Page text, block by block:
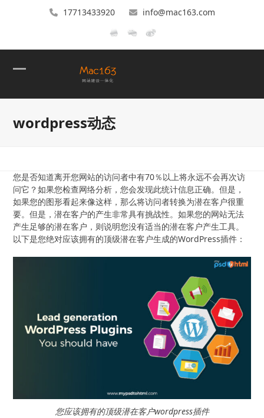
17713433920 info@mac163.com
mobile
menu
mobile
menu
wordpress动态
您是否知道离开您网站的访问者中有70％以上将永远不会再次访
问它？如果您检查网络分析，您会发现此统计信息正确。但是，
如果您的图形看起来像这样，那么将访问者转换为潜在客户很重
要。但是，潜在客户的产生非常具有挑战性。如果您的网站无法
产生足够的潜在客户，则说明您没有适当的潜在客户产生工具。
以下是您绝对应该拥有的顶级潜在客户生成的WordPress插件：
您应该拥有的顶级潜在客户wordpress插件